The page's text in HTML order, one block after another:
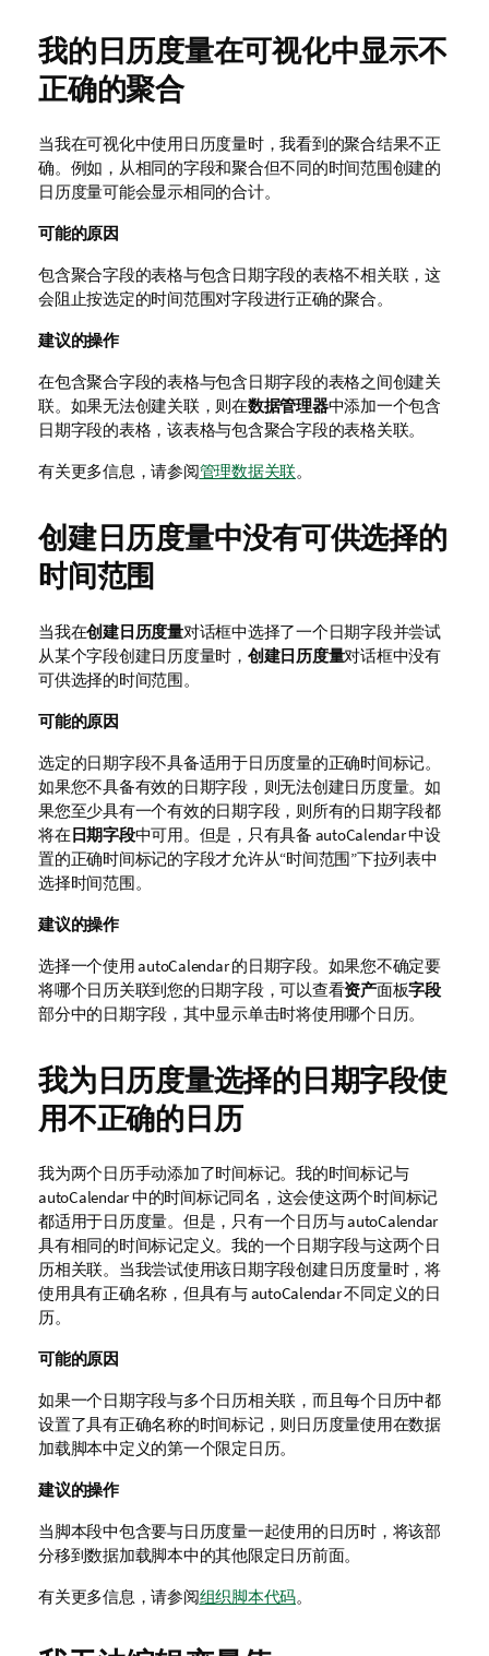
我的日历度量在可视化中显示不
正确的聚合
当我在可视化中使用日历度量时，我看到的聚合结果不正
确。例如，从相同的字段和聚合但不同的时间范围创建的
日历度量可能会显示相同的合计。
可能的原因
包含聚合字段的表格与包含日期字段的表格不相关联，这
会阻止按选定的时间范围对字段进行正确的聚合。
建议的操作
在包含聚合字段的表格与包含日期字段的表格之间创建关
联。如果无法创建关联，则在数据管理器中添加一个包含
日期字段的表格，该表格与包含聚合字段的表格关联。
有关更多信息，请参阅管理数据关联。
创建日历度量中没有可供选择的
时间范围
当我在创建日历度量对话框中选择了一个日期字段并尝试
从某个字段创建日历度量时， 创建日历度量对话框中没有
可供选择的时间范围。
可能的原因
选定的日期字段不具备适用于日历度量的正确时间标记。
如果您不具备有效的日期字段，则无法创建日历度量。如
果您至少具有一个有效的日期字段，则所有的日期字段都
将在日期字段中可用。但是，只有具备 autoCalendar中设
置的正确时间标记的字段才允许从“时间范围”下拉列表中
选择时间范围。
建议的操作
选择一个使用autoCalendar的日期字段。如果您不确定要
将哪个日历关联到您的日期字段，可以查看资产面板字段
部分中的日期字段，其中显示单击时将使用哪个日历。
我为日历度量选择的日期字段使
用不正确的日历
我为两个日历手动添加了时间标记。我的时间标记与
autoCalendar中的时间标记同名，这会使这两个时间标记
都适用于日历度量。但是，只有一个日历与autoCalendar
具有相同的时间标记定义。我的一个日期字段与这两个日
历相关联。当我尝试使用该日期字段创建日历度量时，将
使用具有正确名称，但具有与autoCalendar不同定义的日
历。
可能的原因
如果一个日期字段与多个日历相关联，而且每个日历中都
设置了具有正确名称的时间标记，则日历度量使用在数据
加载脚本中定义的第一个限定日历。
建议的操作
当脚本段中包含要与日历度量一起使用的日历时，将该部
分移到数据加载脚本中的其他限定日历前面。
有关更多信息，请参阅组织脚本代码。